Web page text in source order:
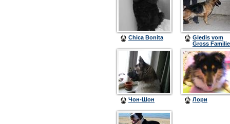
Chica Bonita
Gledis vom
Gross Familie
Чон-Шон Лори